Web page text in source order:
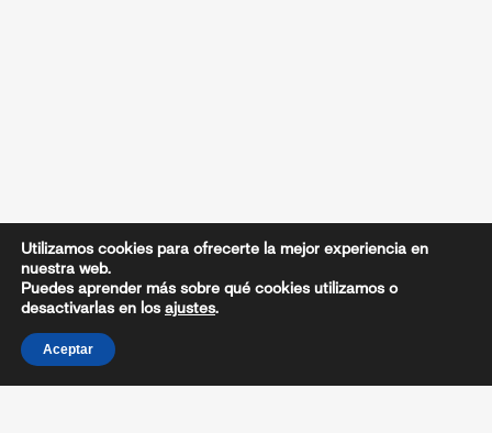
Utilizamos cookies para ofrecerte la mejor experiencia en
nuestra web.
Puedes aprender más sobre qué cookies utilizamos o
desactivarlas en losajustes.
Aceptar